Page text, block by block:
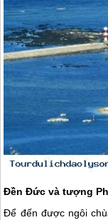
Đền Đức và tượng
Để đến được ngôi